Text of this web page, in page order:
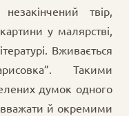
твір,
у малярстві,
Вживається
Такими
думок одного
вважати й окремими